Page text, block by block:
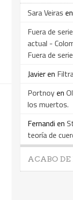
Sara Veiras en
Fuera de
actual -
Fuera de
Javieren
Portnoyen
los muertos.
Fernandi en
teoría de
ACABO DE